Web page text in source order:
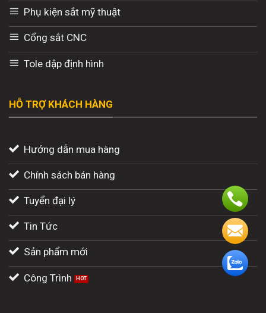
Phụ kiện sắt mỹ thuật
Cổng sắt CNC
Tole dập định hình
HỖ TRỢ KHÁCH HÀNG
Hướng dẫn mua hàng
Chính sách bán hàng
Tuyển đại lý
Tin Tức
Sản phẩm mới
Công Trình